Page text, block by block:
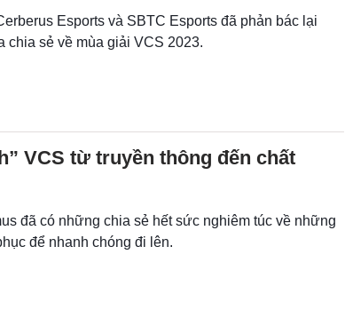
Esports và SBTC Esports đã phản bác lại
chia sẻ về mùa giải VCS 2023.
VCS từ truyền thông đến chất
đã có những chia sẻ hết sức nghiêm túc về những
để nhanh chóng đi lên.